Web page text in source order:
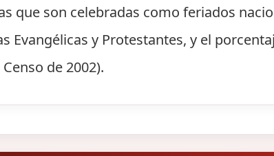
que son celebradas como feriados
Evangélicas y Protestantes, y el
de 2002).